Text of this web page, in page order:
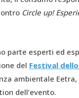
Circle up!
parte esperti ed
del Festival
ambientale
dell’evento.